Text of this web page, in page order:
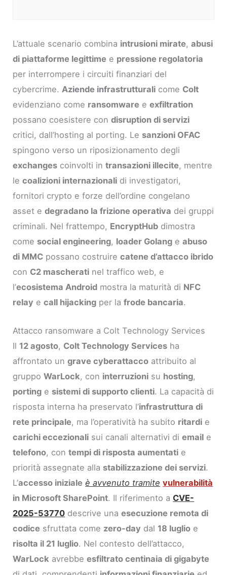
L’attuale scenario combina intrusioni mirate,abusi
di piattaforme legittime e pressione regolatoria
per interrompere i circuiti finanziari del
cybercrime.Aziende infrastrutturali come Colt
evidenziano come ransomware eexfiltration
possano coesistere condisruption di servizi
critici, dall’hosting al porting. Le sanzioni OFAC
spingono verso un riposizionamento degli
exchanges coinvolti intransazioni illecite, mentre
lecoalizioni internazionali di investigatori,
fornitori crypto e forze dell’ordine congelano
asset edegradano la frizione operativa dei gruppi
criminali. Nel frattempo, EncryptHub dimostra
come social engineering, loader Golang eabuso
di MMC possano costruirecatene d’attacco ibrido
con C2 mascherati nel traffico web, e
l’ecosistema Android mostra la maturità di NFC
relay ecall hijacking per lafrode bancaria.
Attacco ransomware a Colt Technology Services
Il 12 agosto, Colt Technology Services ha
affrontato ungrave cyberattacco attribuito al
gruppoWarLock, con interruzioni su hosting,
porting e sistemi di supporto clienti. La capacità di
risposta interna ha preservato l’infrastruttura di
rete principale, ma l’operatività ha subito ritardi e
carichi eccezionali sui canali alternativi diemail e
telefono, contempi di risposta aumentati e
priorità assegnate alla stabilizzazione dei servizi.
L’accesso iniziale è avvenuto tramite vulnerabilità
in Microsoft SharePoint. Il riferimento aCVE-
2025-53770 descrive unaesecuzione remota di
codice sfruttata come zero-day dal 18 luglio e
risolta il 21 luglio. Nel contesto dell’attacco,
WarLock avrebbeesfiltrato centinaia di gigabyte